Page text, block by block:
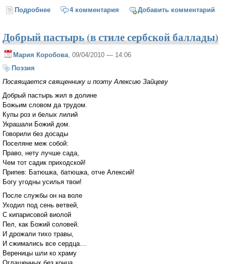
Подробнее о Евгений Авдеенко: Татьяна Ларина — как выйти
4 комментария Добавить комментарий
Добрый пастырь (в стиле сербской баллады)
Мария Коробова , 09/04/2010 — 14:06
Поэзия
Посвящается священнику и поэту Алексию Зайцеву
Добрый пастырь жил в долине
Божьим словом да трудом.
Купы роз и белых лилий
Украшали Божий дом.
Говорили без досады
Поселяне меж собой:
Право, нету лучше сада,
Чем тот садик приходской!
Припев: Батюшка, батюшка, отче Алексий!
Богу угодны усилья твои!
После службы он на воле
Уходил под сень ветвей,
С кипарисовой виолой
Пел, как Божий соловей.
И дрожали тихо травы,
И сжимались все сердца…
Вереницы шли ко храму